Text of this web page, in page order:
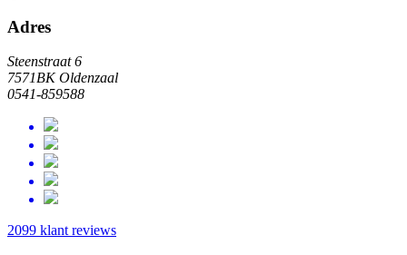
Adres
Steenstraat 6
7571BK Oldenzaal
0541-859588
2099 klant reviews